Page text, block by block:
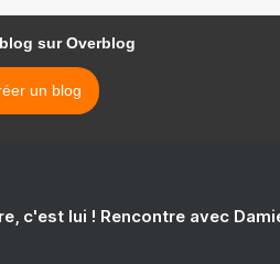
sur Overblog
un blog
c'est lui ! Rencontre avec